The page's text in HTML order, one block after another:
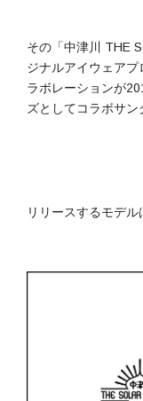
その「中津川 THE
ジナルアイウェアプ
ラボレーションが
ズとしてコラボサン
リリースするモデル